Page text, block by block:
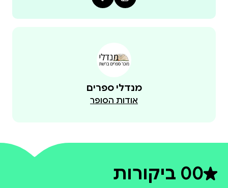
קיצוניים, כפי שמגלים דיווחים מפורטים של משרד החוץ
האמריקאי. 1
מנדלי ספרים
אודות הסופר
0דירוג ממוצע 0 מתוך 5
0 ביקורות